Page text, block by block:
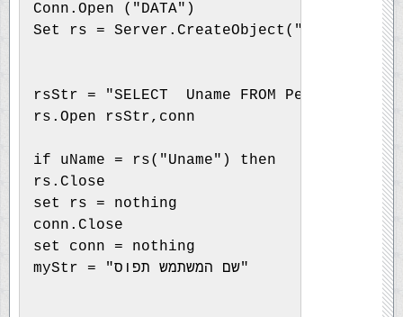
Conn.Open ("DATA")
Set rs =
rsStr = "SELECT  Uname FROM People "
rs.Open rsStr,conn
if uName = rs("Uname") then
rs.Close
set rs = nothing
conn.Close
set conn = nothing
myStr = "שם המשתמש תפוס"